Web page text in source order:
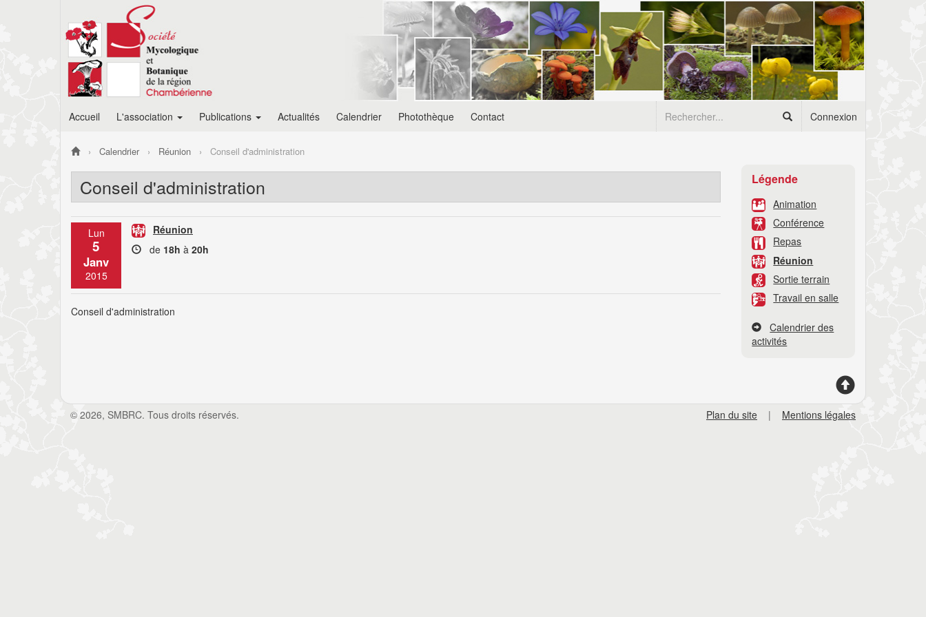
Accueil L'association Publications Actualités Calendrier Photothèque Contact Connexion
Calendrier Réunion Conseil d'administration
Conseil d'administration
Lun
5
Janv
2015
Réunion
de 18h à 20h
Conseil d'administration
Légende
Animation
Conférence
Repas
Réunion
Sortie terrain
Travail en salle
Calendrier des
activités
© 2026, SMBRC. Tous droits réservés. Plan du site | Mentions légales